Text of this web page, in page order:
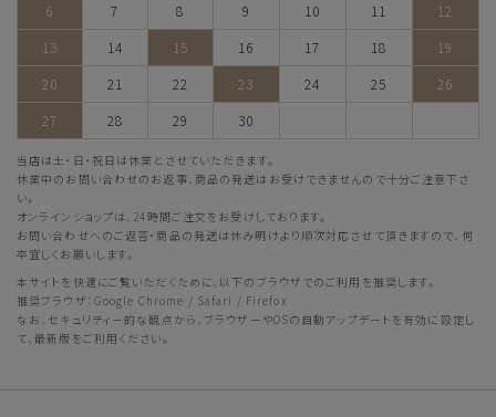
6
7 8 9 10 11
12
13
14 15 16 17 18
19
20
21 22 23 24 25
26
27
28 29 30
当店は土・日・祝日は休業とさせていただきます。
休業中のお問い合わせのお返事、商品の発送はお受けできませんので十分ご注意下さ
い。
オンラインショップは、24時間ご注文をお受けしております。
お問い合わせへのご返答・商品の発送は休み明けより順次対応させて頂きますので、何
卒宜しくお願いします。
本サイトを快適にご覧いただくために、以下のブラウザでのご利用を推奨します。
推奨ブラウザ：Google Chrome / Safari / Firefox
なお、セキュリティー的な観点から、ブラウザーやOSの自動アップデートを有効に設定し
て、最新版をご利用ください。